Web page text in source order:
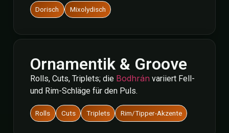
Dorisch Mixolydisch
Ornamentik & Groove
Rolls, Cuts, Triplets; die Bodhrán variiert Fell-
und Rim-Schläge für den Puls.
Rolls Cuts Triplets Rim/Tipper-Akzente